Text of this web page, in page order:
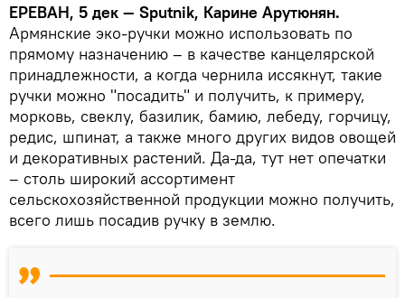
ЕРЕВАН, 5 дек — Sputnik, Карине Арутюнян.
Армянские эко-ручки можно использовать по
прямому назначению – в качестве канцелярской
принадлежности, а когда чернила иссякнут, такие
ручки можно "посадить" и получить, к примеру,
морковь, свеклу, базилик, бамию, лебеду, горчицу,
редис, шпинат, а также много других видов овощей
и декоративных растений. Да-да, тут нет опечатки
– столь широкий ассортимент
сельскохозяйственной продукции можно получить,
всего лишь посадив ручку в землю.